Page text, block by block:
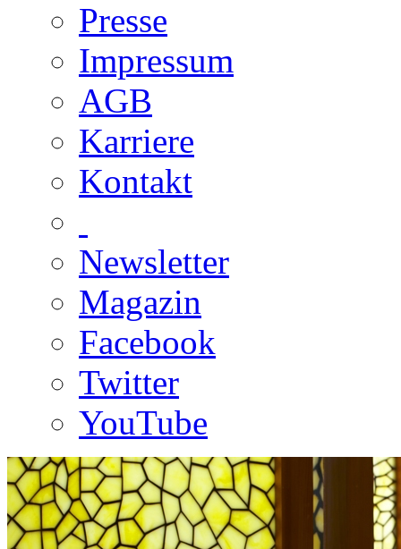
Presse
Impressum
AGB
Karriere
Kontakt
Newsletter
Magazin
Facebook
Twitter
YouTube